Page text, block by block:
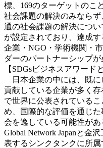
標、169のターゲットのこ
社会課題の解決のみなら
通の社会課題の解決につ
が設定されており、達成
企業・NGO・学術機関・
ダーのパートナーシップが
【SDGsビジネスアワード
日本企業の中には、既に
貢献している企業が多く
で世界に公表されている
め、国際的な評価を通じ
会を逸している可能性が
Global Network Japanと金
表するシンクタンクに所